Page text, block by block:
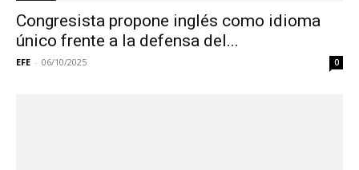
Congresista propone inglés como idioma
único frente a la defensa del...
EFE - 06/10/2025 0